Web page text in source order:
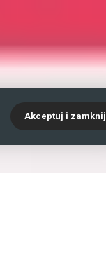
Akceptuj i zamknij